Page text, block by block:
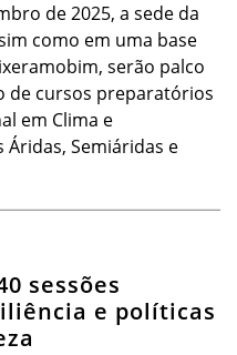
de 2025, a sede da
como em uma base
serão palco
de cursos preparatórios
em Clima e
Áridas, Semiáridas e
sessões
e políticas